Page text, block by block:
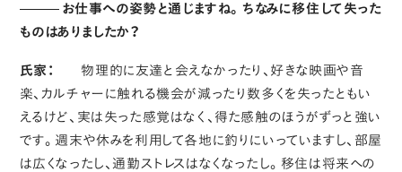
お仕事への姿勢と通じますね。ちなみに移住して失った
ものはありましたか？
氏家：
物理的に友達と会えなかったり、好きな映画や音
楽、カルチャーに触れる機会が減ったり数多くを失ったともい
えるけど、実は失った感覚はなく、得た感触のほうがずっと強い
です。週末や休みを利用して各地に釣りにいっていますし、部屋
は広くなったし、通勤ストレスはなくなったし。移住は将来への